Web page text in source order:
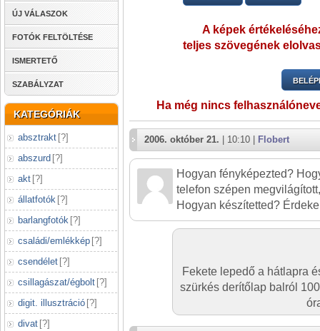
ÚJ VÁLASZOK
FOTÓK FELTÖLTÉSE
ISMERTETŐ
SZABÁLYZAT
KATEGÓRIÁK
absztrakt [?]
abszurd [?]
akt [?]
állatfotók [?]
barlangfotók [?]
családi/emlékkép [?]
csendélet [?]
csillagászat/égbolt [?]
digit. illusztráció [?]
divat [?]
A képek
teljes szövegének
Ha még nincs
2006. október 21. | 10:10 | Flobert
Hogyan fényképezted?
telefon szépen
Hogyan készítetted?
Fekete lepedő a hátlapra
szürkés derítőlap balról